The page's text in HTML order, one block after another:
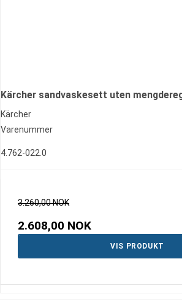
Kärcher sandvaskesett uten
Kärcher
Varenummer
4.762-022.0
3.260,00 NOK
2.608,00 NOK
VIS PRODUKT